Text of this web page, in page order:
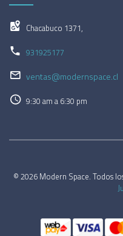
Chacabuco 1371,
931925177
ventas@modernspace.cl
9:30 am a 6:30 pm
© 2026 Modern Space. Todos